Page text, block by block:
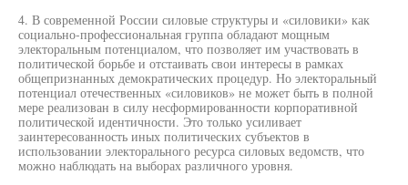
4. В современной России силовые структуры и «силовики» как
социально-профессиональная группа обладают мощным
электоральным потенциалом, что позволяет им участвовать в
политической борьбе и отстаивать свои интересы в рамках
общепризнанных демократических процедур. Но электоральный
потенциал отечественных «силовиков» не может быть в полной
мере реализован в силу несформированности корпоративной
политической идентичности. Это только усиливает
заинтересованность иных политических субъектов в
использовании электорального ресурса силовых ведомств, что
можно наблюдать на выборах различного уровня.